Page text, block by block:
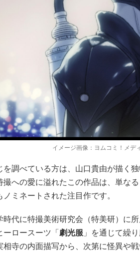
イメージ画像：ヨムコミ！メデ
を調べている方は、山口貴由が描く
撮への愛に溢れたこの作品は、単な
ミネートされた注目作です。
時代に特撮美術研究会（特美研）に
ーロースーツ「劇光服 」を通じて繰
寺の内面描写から、次第に怪異や